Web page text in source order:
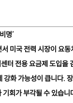
명’
미국 전력 시장이 요
터 전용 요금제 도입을
화 가능성이 큽니다.
회가 부각될 수 있습니